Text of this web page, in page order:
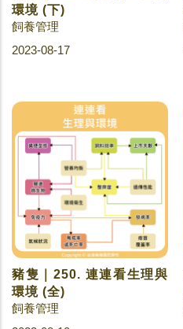
環境 (下)
飼養管理
2023-08-17
豬隻｜250. 連連看生理與
環境 (全)
飼養管理